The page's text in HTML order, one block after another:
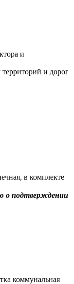
и
и дорог
в комплекте
о подтверждении
коммунальная